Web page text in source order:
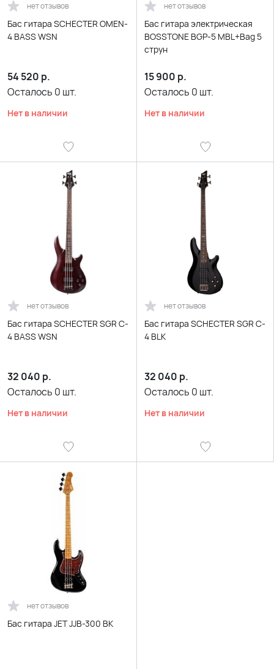
нет отзывов
Бас гитара SCHECTER OMEN-
4 BASS WSN
54 520 р.
Осталось 0 шт.
Нет в наличии
нет отзывов
Бас гитара электрическая
BOSSTONE BGP-5 MBL+Bag 5
струн
15 900 р.
Осталось 0 шт.
Нет в наличии
нет отзывов
Бас гитара SCHECTER SGR C-
4 BASS WSN
32 040 р.
Осталось 0 шт.
Нет в наличии
нет отзывов
Бас гитара SCHECTER SGR C-
4 BLK
32 040 р.
Осталось 0 шт.
Нет в наличии
нет отзывов
Бас гитара JET JJB-300 BK